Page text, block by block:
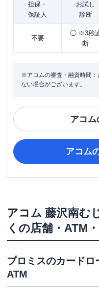
担保・
保証人
お試し
診断
不要
◯ ※3秒
断
※アコムの審査・融資時間：
ない場合がございます。
アコム
アコム
アコム 藤沢南む
くの店舗・ATM
プロミスのカードロ
ATM